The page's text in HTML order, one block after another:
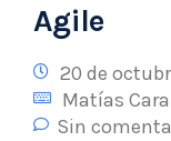
Agile
20 de
Matías
Sin